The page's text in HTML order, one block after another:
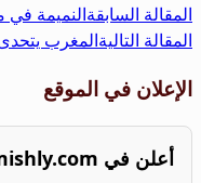
المقالة السابقة النميمة في
المقالة التالية المغرب
الإعلان في الموقع
أعلن في Qamishly.com